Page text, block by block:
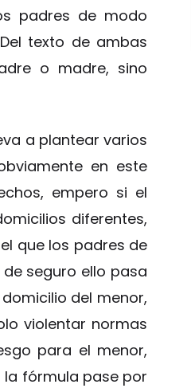
padres de modo
texto de ambas
o madre, sino
a plantear varios
en este
empero si el
diferentes,
que los padres de
seguro ello pasa
del menor,
violentar normas
para el menor,
la fórmula pase por